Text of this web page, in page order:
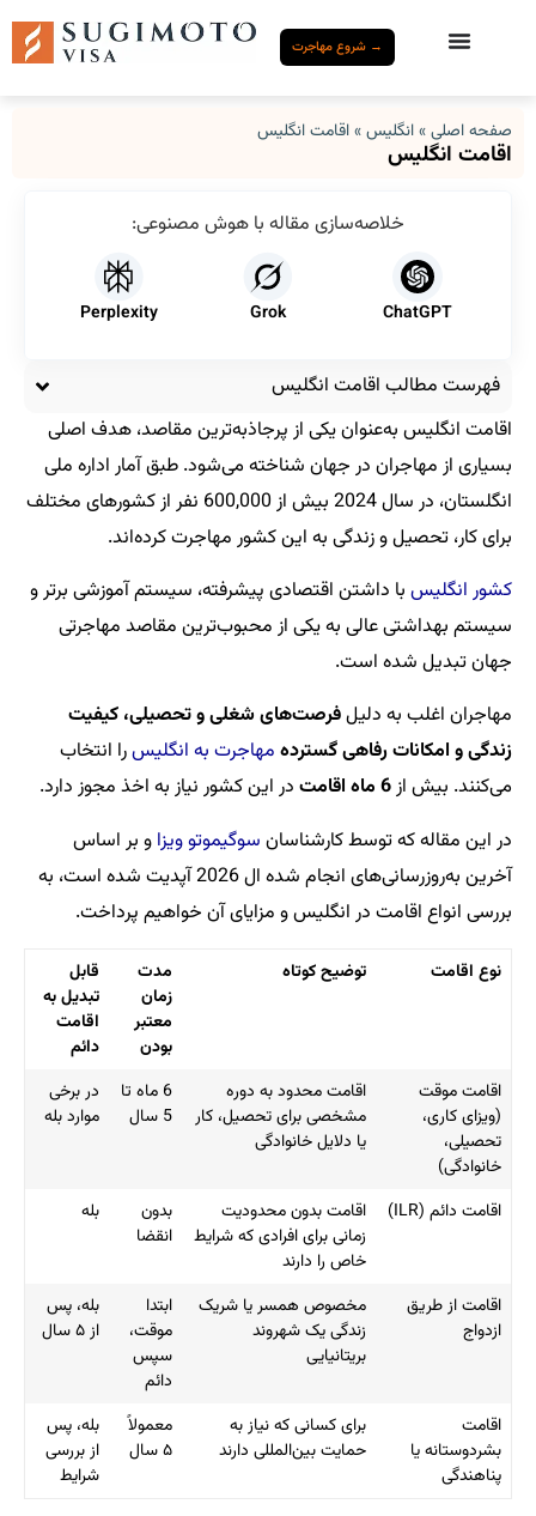
→ شروع مهاجرت
صفحه اصلی»انگلیس»اقامت انگلیس
اقامت انگلیس
خلاصه‌سازی مقاله با هوش مصنوعی:
ChatGPT
Grok
Perplexity
فهرست مطالب اقامت انگلیس
اقامت انگلیس به‌عنوان یکی از پرجاذبه‌ترین مقاصد، هدف اصلی
بسیاری از مهاجران در جهان شناخته می‌شود. طبق آمار اداره ملی
انگلستان، در سال 2024 بیش از 600,000 نفر از کشورهای مختلف
برای کار، تحصیل و زندگی به این کشور مهاجرت کرده‌اند.
کشور انگلیس با داشتن اقتصادی پیشرفته، سیستم آموزشی برتر و
سیستم بهداشتی عالی به یکی از محبوب‌ترین مقاصد مهاجرتی
جهان تبدیل شده است.
مهاجران اغلب به دلیلفرصت‌های شغلی و تحصیلی، کیفیت
زندگی و امکانات رفاهی گسترده مهاجرت به انگلیسرا انتخاب
می‌کنند. بیش از6 ماه اقامت
در این کشور نیاز به اخذ مجوز دارد.
در این مقاله که توسط کارشناسان سوگیموتو ویزا و بر اساس
آخرین به‌روزرسانی‌های انجام شده ال 2026 آپدیت شده است، به
بررسی انواع اقامت در انگلیس و مزایای آن خواهیم پرداخت.
نوع اقامت توضیح کوتاه
مدت
زمان
معتبر
بودن
قابل
تبدیل به
اقامت
دائم
اقامت موقت
(ویزای کاری،
تحصیلی،
خانوادگی)
اقامت محدود به دوره
مشخصی برای تحصیل، کار
یا دلایل خانوادگی
6 ماه تا
5 سال
در برخی
موارد بله
اقامت دائم (ILR)
اقامت بدون محدودیت
زمانی برای افرادی که شرایط
خاص را دارند
بدون
انقضا
بله
اقامت از طریق
ازدواج
مخصوص همسر یا شریک
زندگی یک شهروند
بریتانیایی
ابتدا
موقت،
سپس
دائم
بله، پس
از ۵ سال
اقامت
بشردوستانه یا
پناهندگی
برای کسانی که نیاز به
حمایت بین‌المللی دارند
معمولاً
۵ سال
بله، پس
از بررسی
شرایط